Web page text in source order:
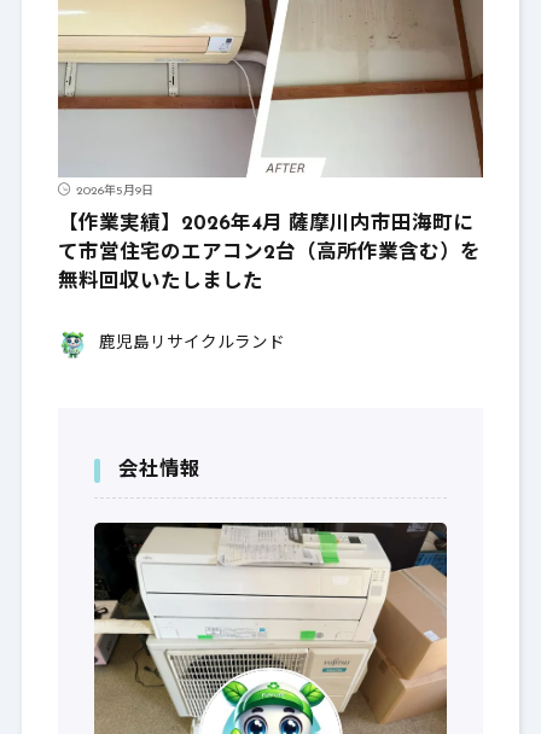
2026年5月9日
【作業実績】2026年4月 薩摩川内市田海町に
て市営住宅のエアコン2台（高所作業含む）を
無料回収いたしました
鹿児島リサイクルランド
会社情報